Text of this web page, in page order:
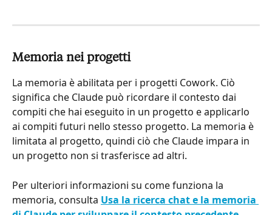
Memoria nei progetti
La memoria è abilitata per i progetti Cowork. Ciò
significa che Claude può ricordare il contesto dai
compiti che hai eseguito in un progetto e applicarlo
ai compiti futuri nello stesso progetto. La memoria è
limitata al progetto, quindi ciò che Claude impara in
un progetto non si trasferisce ad altri.
Per ulteriori informazioni su come funziona la
memoria, consulta Usa la ricerca chat e la memoria